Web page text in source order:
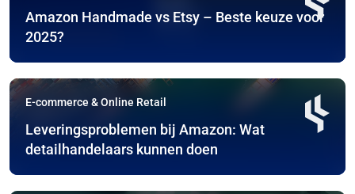
Amazon Handmade vs Etsy – Beste keuze voor
2025?
E-commerce & Online Retail
Leveringsproblemen bij Amazon: Wat
detailhandelaars kunnen doen